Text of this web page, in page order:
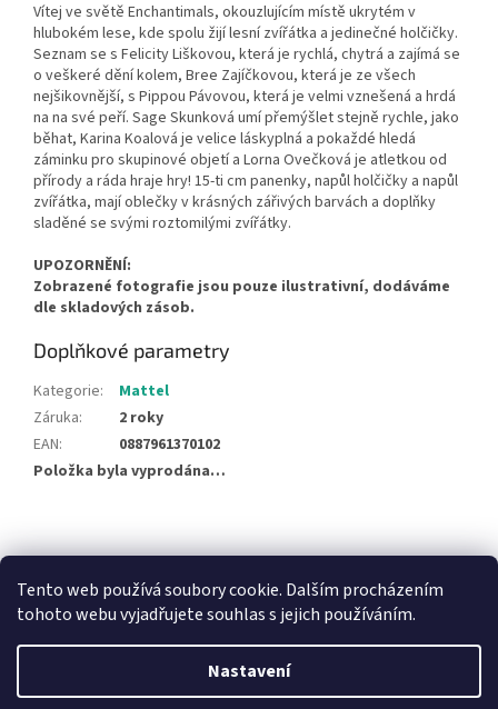
Tento web používá soubory cookie. Dalším procházením
tohoto webu vyjadřujete souhlas s jejich používáním.
Nastavení
Vítej ve světě Enchantimals, okouzlujícím místě ukrytém v
hlubokém lese, kde spolu žijí lesní zvířátka a jedinečné holčičky.
Seznam se s Felicity Liškovou, která je rychlá, chytrá a zajímá se
o veškeré dění kolem, Bree Zajíčkovou, která je ze všech
nejšikovnější, s Pippou Pávovou, která je velmi vznešená a hrdá
na na své peří. Sage Skunková umí přemýšlet stejně rychle, jako
běhat, Karina Koalová je velice láskyplná a pokaždé hledá
záminku pro skupinové objetí a Lorna Ovečková je atletkou od
přírody a ráda hraje hry! 15-ti cm panenky, napůl holčičky a napůl
zvířátka, mají oblečky v krásných zářivých barvách a doplňky
sladěné se svými roztomilými zvířátky.
UPOZORNĚNÍ:
Zobrazené fotografie jsou pouze ilustrativní, dodáváme
dle skladových zásob.
Doplňkové parametry
Kategorie:
Mattel
Záruka:
2 roky
EAN:
0887961370102
Položka byla vyprodána…
á
Vytvořil Shoptet